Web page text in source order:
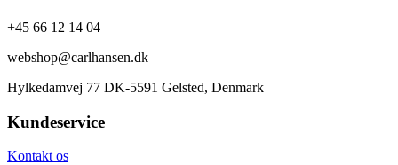
+45 66 12 14 04
webshop@carlhansen.dk
Hylkedamvej 77 DK-5591 Gelsted, Denmark
Kundeservice
Kontakt os